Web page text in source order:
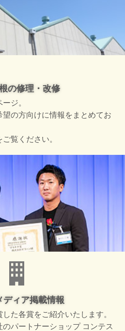
の修理・改修
ジ。
の方向けに情報をまとめてお
覧ください。
ディア掲載情報
した各賞をご紹介いたします。
のパートナーショップ コンテス